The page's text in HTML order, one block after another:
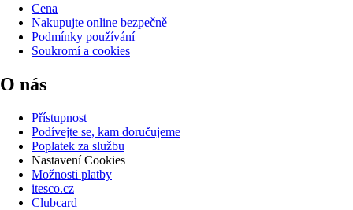
Cena
Nakupujte online bezpečně
Podmínky používání
Soukromí a cookies
O nás
Přístupnost
Podívejte se, kam doručujeme
Poplatek za službu
Nastavení Cookies
Možnosti platby
itesco.cz
Clubcard